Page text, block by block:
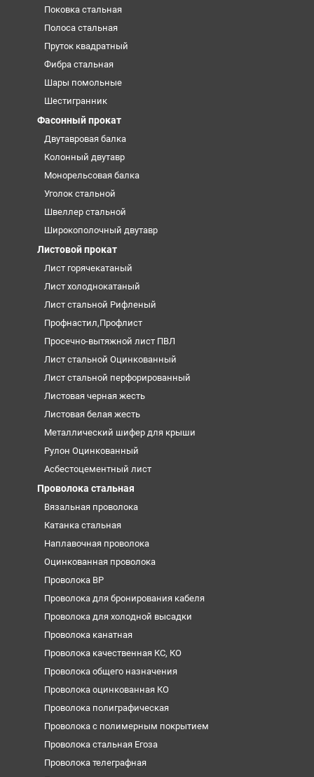
Поковка стальная
Полоса стальная
Пруток квадратный
Фибра стальная
Шары помольные
Шестигранник
Фасонный прокат
Двутавровая балка
Колонный двутавр
Монорельсовая балка
Уголок стальной
Швеллер стальной
Широкополочный двутавр
Листовой прокат
Лист горячекатаный
Лист холоднокатаный
Лист стальной Рифленый
Профнастил,Профлист
Просечно-вытяжной лист ПВЛ
Лист стальной Оцинкованный
Лист стальной перфорированный
Листовая черная жесть
Листовая белая жесть
Металлический шифер для крыши
Рулон Оцинкованный
Асбестоцементный лист
Проволока стальная
Вязальная проволока
Катанка стальная
Наплавочная проволока
Оцинкованная проволока
Проволока ВР
Проволока для бронирования кабеля
Проволока для холодной высадки
Проволока канатная
Проволока качественная КС, КО
Проволока общего назначения
Проволока оцинкованная КО
Проволока полиграфическая
Проволока с полимерным покрытием
Проволока стальная Егоза
Проволока телеграфная